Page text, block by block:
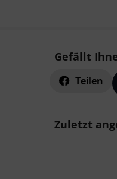
Gefällt
Teilen
Zuletzt